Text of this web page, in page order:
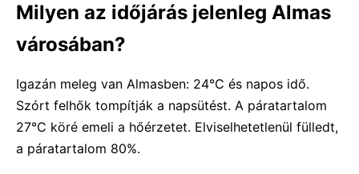
Milyen az időjárás jelenleg Almas
városában?
Igazán meleg van Almasben: 24°C és napos idő.
Szórt felhők tompítják a napsütést. A páratartalom
27°C köré emeli a hőérzetet. Elviselhetetlenül fülledt,
a páratartalom 80%.